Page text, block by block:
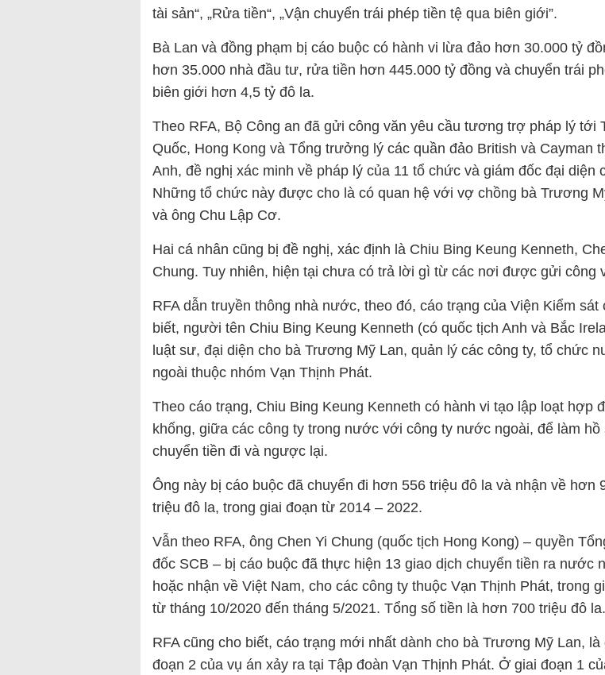
tài sản“, „Rửa tiền“, „Vận chuyển trái phép tiền tệ qua biên giới”.
Bà Lan và đồng phạm bị cáo buộc có hành vi lừa đảo hơn 30.000 tỷ
hơn 35.000 nhà đầu tư, rửa tiền hơn 445.000 tỷ đồng và chuyển trái
biên giới hơn 4,5 tỷ đô la.
Theo RFA, Bộ Công an đã gửi công văn yêu cầu tương trợ pháp lý tới
Quốc, Hong Kong và Tổng trưởng lý các quần đảo British và Cayman
Anh, đề nghị xác minh về pháp lý của 11 tổ chức và giám đốc đại diện
Những tổ chức này được cho là có quan hệ với vợ chồng bà Trương
và ông Chu Lập Cơ.
Hai cá nhân cũng bị đề nghị, xác định là Chiu Bing Keung Kenneth,
Chung. Tuy nhiên, hiện tại chưa có trả lời gì từ các nơi được gửi công
RFA dẫn truyền thông nhà nước, theo đó, cáo trạng của Viện Kiểm sát
biết, người tên Chiu Bing Keung Kenneth (có quốc tịch Anh và Bắc
luật sư, đại diện cho bà Trương Mỹ Lan, quản lý các công ty, tổ chức
ngoài thuộc nhóm Vạn Thịnh Phát.
Theo cáo trạng, Chiu Bing Keung Kenneth có hành vi tạo lập loạt hợp
khống, giữa các công ty trong nước với công ty nước ngoài, để làm hồ
chuyển tiền đi và ngược lại.
Ông này bị cáo buộc đã chuyển đi hơn 556 triệu đô la và nhận về hơn
triệu đô la, trong giai đoạn từ 2014 – 2022.
Vẫn theo RFA, ông Chen Yi Chung (quốc tịch Hong Kong) – quyền
đốc SCB – bị cáo buộc đã thực hiện 13 giao dịch chuyển tiền ra nước
hoặc nhận về Việt Nam, cho các công ty thuộc Vạn Thịnh Phát, trong
từ tháng 10/2020 đến tháng 5/2021. Tổng số tiền là hơn 700 triệu đô la.
RFA cũng cho biết, cáo trạng mới nhất dành cho bà Trương Mỹ Lan, là
đoạn 2 của vụ án xảy ra tại Tập đoàn Vạn Thịnh Phát. Ở giai đoạn 1